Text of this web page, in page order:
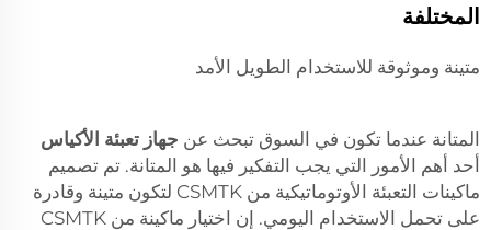
المختلفة
متينة وموثوقة للاستخدام الطويل الأمد
المتانة عندما تكون في السوق تبحث عن جهاز تعبئة الأكياس
أحد أهم الأمور التي يجب التفكير فيها هو المتانة. تم تصميم
ماكينات التعبئة الأوتوماتيكية من CSMTK لتكون متينة وقادرة
على تحمل الاستخدام اليومي. إن اختيار ماكينة من CSMTK